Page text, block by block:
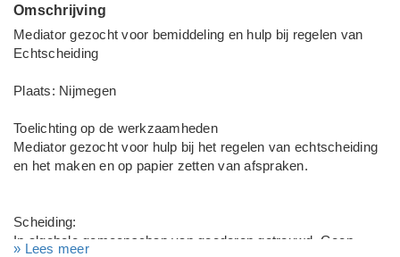
Omschrijving
Mediator gezocht voor bemiddeling en hulp bij regelen van
Echtscheiding
Plaats: Nijmegen
Toelichting op de werkzaamheden
Mediator gezocht voor hulp bij het regelen van echtscheiding
en het maken en op papier zetten van afspraken.
Scheiding:
In algehele gemeenschap van goederen getrouwd. Geen
» Lees meer